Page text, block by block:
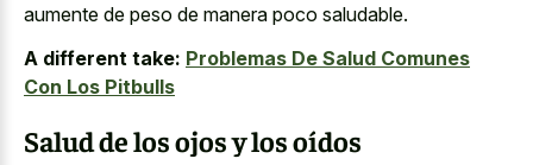
aumente de peso de manera poco saludable.
A different take: Problemas De Salud Comunes
Con Los Pitbulls
Salud de los ojos y los oídos